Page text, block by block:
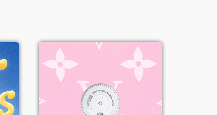
LV Bag - Don
Toliver, Speedy
(ft. J-Hope &
Pharrell